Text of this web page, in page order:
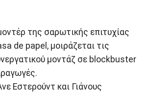
της σαρωτικής επιτυχίας
de papel, μοιράζεται τις
μοντάζ σε blockbuster
Εστερούντ και Γιάνους